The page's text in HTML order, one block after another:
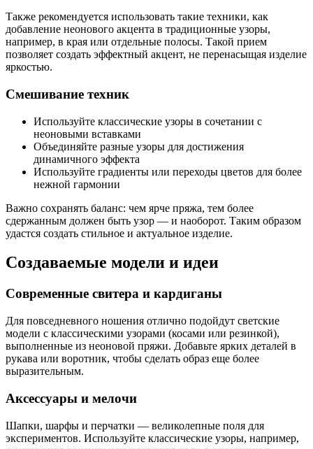
Также рекомендуется использовать такие техники, как
добавление неонового акцента в традиционные узоры,
например, в края или отдельные полосы. Такой прием
позволяет создать эффектный акцент, не перенасыщая изделие
яркостью.
Смешивание техник
Используйте классические узоры в сочетании с
неоновыми вставками
Объединяйте разные узоры для достижения
динамичного эффекта
Используйте градиенты или переходы цветов для более
нежной гармонии
Важно сохранять баланс: чем ярче пряжа, тем более
сдержанным должен быть узор — и наоборот. Таким образом
удастся создать стильное и актуальное изделие.
Создаваемые модели и идеи
Современные свитера и кардиганы
Для повседневного ношения отлично подойдут светские
модели с классическими узорами (косами или резинкой),
выполненные из неоновой пряжи. Добавьте ярких деталей в
рукава или воротник, чтобы сделать образ еще более
выразительным.
Аксессуары и мелочи
Шапки, шарфы и перчатки — великолепные поля для
экспериментов. Используйте классические узоры, например,